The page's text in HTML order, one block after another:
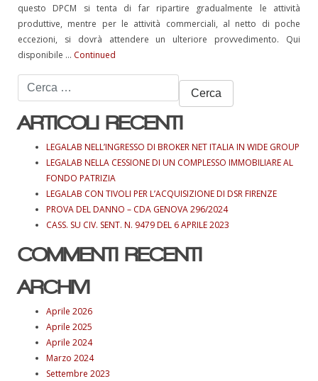
questo DPCM si tenta di far ripartire gradualmente le attività
produttive, mentre per le attività commerciali, al netto di poche
eccezioni, si dovrà attendere un ulteriore provvedimento. Qui
disponibile … Continued
Ricerca
per:
ARTICOLI RECENTI
LEGALAB NELL’INGRESSO DI BROKER NET ITALIA IN WIDE GROUP
LEGALAB NELLA CESSIONE DI UN COMPLESSO IMMOBILIARE AL
FONDO PATRIZIA
LEGALAB CON TIVOLI PER L’ACQUISIZIONE DI DSR FIRENZE
PROVA DEL DANNO – CDA GENOVA 296/2024
CASS. SU CIV. SENT. N. 9479 DEL 6 APRILE 2023
COMMENTI RECENTI
ARCHIVI
Aprile 2026
Aprile 2025
Aprile 2024
Marzo 2024
Settembre 2023